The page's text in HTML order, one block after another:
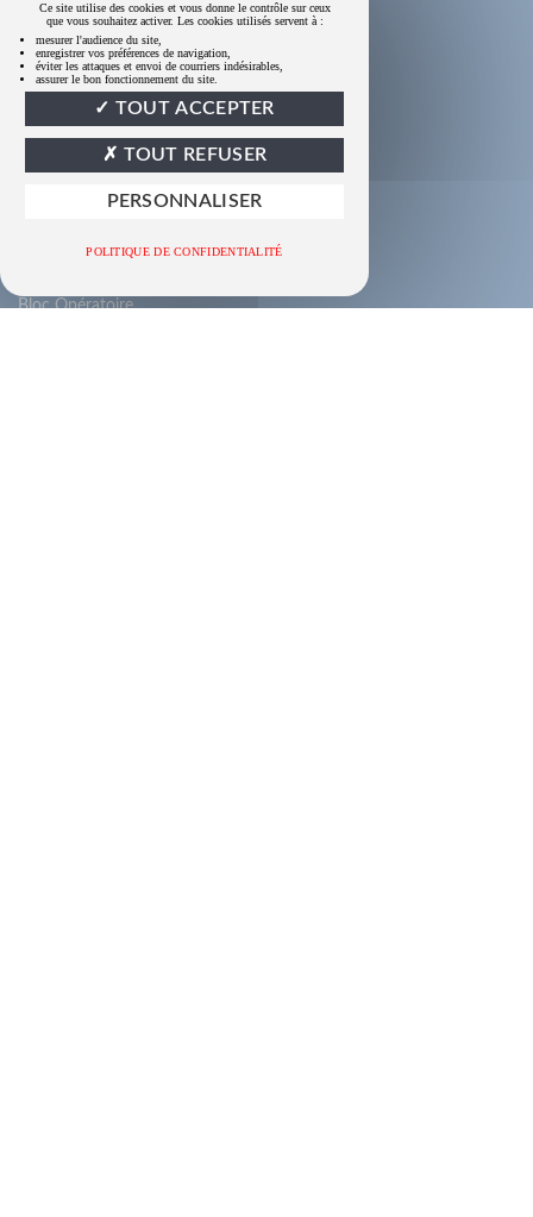
Mon compte
Recrutement
Enquête de satisfaction
NOS PRODUITS
Bloc Opératoire
Ce site utilise des cookies et vous donne le contrôle sur ceux
que vous souhaitez activer. Les cookies utilisés servent à :
mesurer l'audience du site,
enregistrer vos préférences de navigation,
éviter les attaques et envoi de courriers indésirables,
assurer le bon fonctionnement du site.
TOUT ACCEPTER
TOUT REFUSER
PERSONNALISER
POLITIQUE DE CONFIDENTIALITÉ